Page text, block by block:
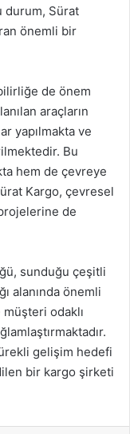
durum, Sürat
önemli bir
de önem
araçların
yapılmakta ve
Bu
hem de çevreye
Kargo, çevresel
de
sunduğu çeşitli
alanında önemli
müşteri odaklı
gelişim hedefi
bir kargo şirketi